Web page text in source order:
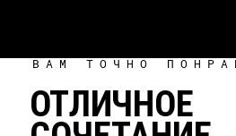
ВАМ ТОЧНО
ОТЛИЧНОЕ